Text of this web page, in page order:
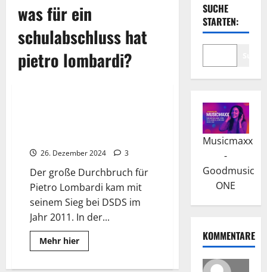
was für ein
schulabschluss hat
pietro lombardi?
26. Dezember 2024 3
Der große Durchbruch für
Pietro Lombardi kam mit
seinem Sieg bei DSDS im
Jahr 2011. In der...
Mehr hierRead
more
SUCHE
STARTEN:
Musicmaxx
-
Goodmusic
ONE
KOMMENTARE